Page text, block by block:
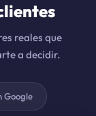
reales que
a decidir.
Google